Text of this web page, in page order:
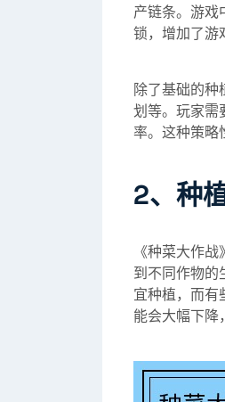
产链条。游戏
锁，增加了游
除了基础的
划等。玩家需
率。这种策略
2、种
《种菜大作
到不同作物的
宜种植，而有
能会大幅下降